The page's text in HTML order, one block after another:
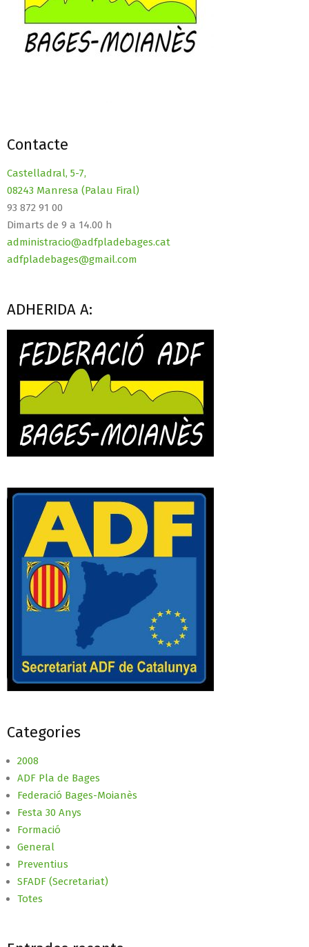
Contacte
Castelladral, 5-7,
08243 Manresa (Palau Firal)
93 872 91 00
Dimarts de 9 a 14.00 h
administracio@adfpladebages.cat
adfpladebages@gmail.com
ADHERIDA A:
Categories
2008
ADF Pla de Bages
Federació Bages-Moianès
Festa 30 Anys
Formació
General
Preventius
SFADF (Secretariat)
Totes